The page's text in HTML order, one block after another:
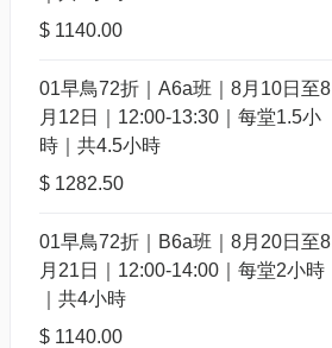
$ 1140.00
01早鳥72折｜A6a班｜8月10日至8
月12日｜12:00-13:30｜每堂1.5小
時｜共4.5小時
$ 1282.50
01早鳥72折｜B6a班｜8月20日至8
月21日｜12:00-14:00｜每堂2小時
｜共4小時
$ 1140.00